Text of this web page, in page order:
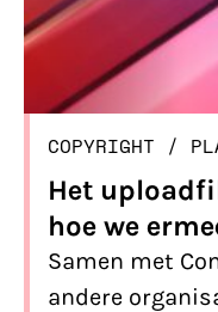
COPYRIGHT /
Het
hoe we
Samen met
andere